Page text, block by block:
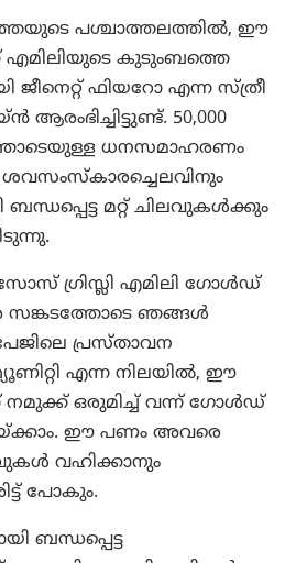
പശ്ചാത്തലത്തിൽ, ഈ
കുടുംബത്തെ
ജീനെറ്റ് ഫിയറോ എന്ന സ്ത്രീ
ആരംഭിച്ചിട്ടുണ്ട്. 50,000
ധനസമാഹരണം
മറ്റ് ചിലവുകൾക്കും
ഗ്രിസ്ലി എമിലി ഗോൾഡ്
സങ്കടത്തോടെ ഞങ്ങൾ
പ്രസ്താവന
എന്ന നിലയിൽ, ഈ
ഒരുമിച്ച് വന്ന് ഗോൾഡ്
ഈ പണം അവരെ
വഹിക്കാനും
പോകും.
ബന്ധപ്പെട്ട